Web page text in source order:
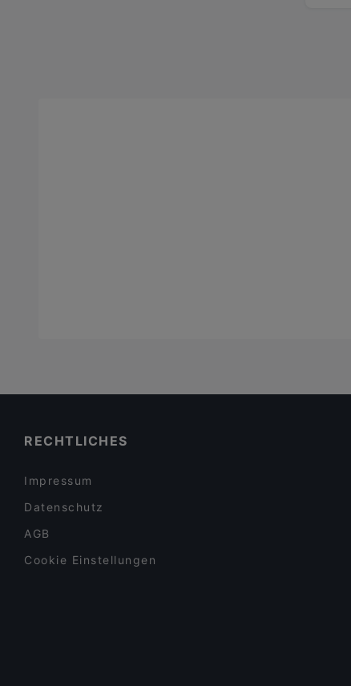
RECHTLICHES
Impressum
Datenschutz
AGB
Cookie Einstellungen